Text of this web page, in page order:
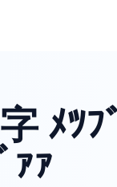
ﾒﾂﾌ
ｧ